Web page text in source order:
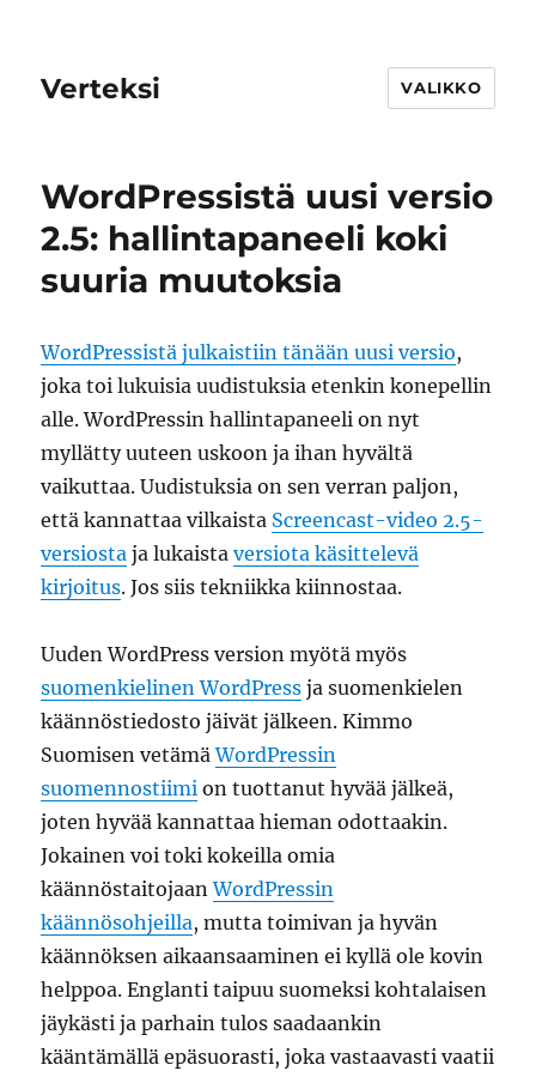
Verteksi VALIKKO
WordPressistä uusi versio
2.5: hallintapaneeli koki
suuria muutoksia
WordPressistä julkaistiin tänään uusi versio,
joka toi lukuisia uudistuksia etenkin konepellin
alle. WordPressin hallintapaneeli on nyt
myllätty uuteen uskoon ja ihan hyvältä
vaikuttaa. Uudistuksia on sen verran paljon,
että kannattaa vilkaista Screencast-video 2.5-
versiosta ja lukaistaversiota käsittelevä
kirjoitus. Jos siis tekniikka kiinnostaa.
Uuden WordPress version myötä myös
suomenkielinen WordPress ja suomenkielen
käännöstiedosto jäivät jälkeen. Kimmo
Suomisen vetämäWordPressin
suomennostiimi on tuottanut hyvää jälkeä,
joten hyvää kannattaa hieman odottaakin.
Jokainen voi toki kokeilla omia
käännöstaitojaanWordPressin
käännösohjeilla, mutta toimivan ja hyvän
käännöksen aikaansaaminen ei kyllä ole kovin
helppoa. Englanti taipuu suomeksi kohtalaisen
jäykästi ja parhain tulos saadaankin
kääntämällä epäsuorasti, joka vastaavasti vaatii